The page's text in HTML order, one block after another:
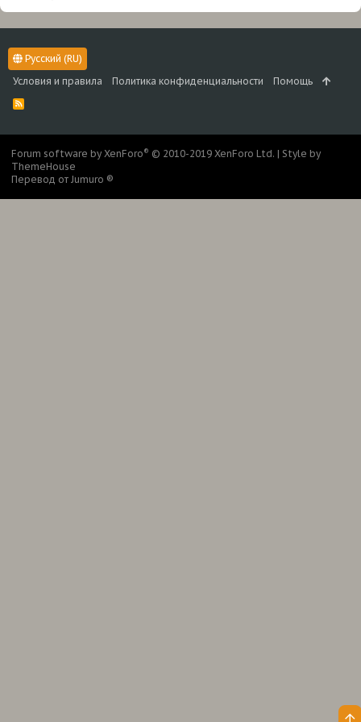
Русский (RU)
Условия и правила
Политика конфиденциальности Помощь
R
Forum software by XenForo® © 2010-2019 XenForo Ltd. | Style by
ThemeHouse
Перевод от Jumuro ®